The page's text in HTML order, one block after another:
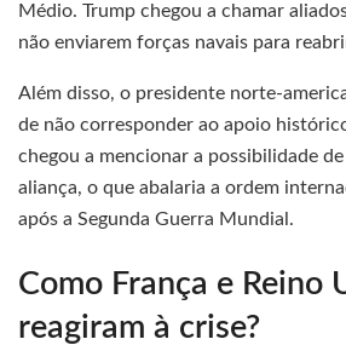
Médio. Trump chegou a chamar
não enviarem forças navais para
Além disso, o presidente norte-
de não corresponder ao apoio
chegou a mencionar a possibilidade
aliança, o que abalaria a ordem
após a Segunda Guerra Mundial.
Como França e Reino
reagiram à crise?